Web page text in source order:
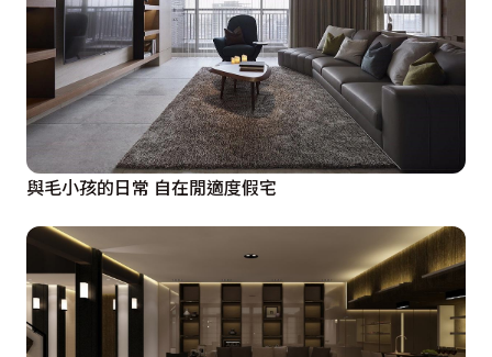
與毛小孩的日常 自在閒適度假宅